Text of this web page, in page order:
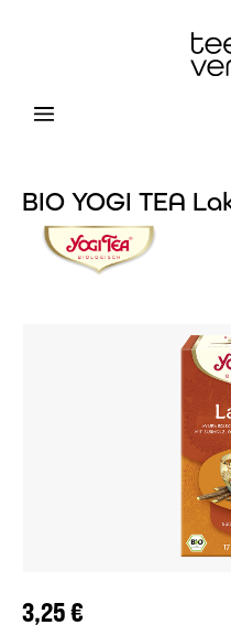
BIO YOGI TEA
Bildergalerie überspringen
Regulärer Preis:
3,25 €